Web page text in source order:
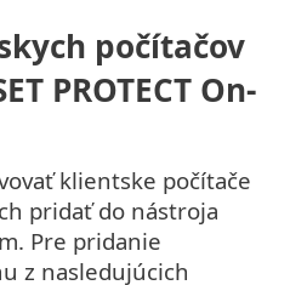
počítačov
PROTECT On-
klientske počítače
pridať do nástroja
Pre pridanie
z nasledujúcich